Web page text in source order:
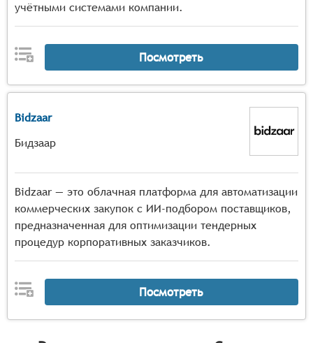
учётными системами компании.
Посмотреть
Bidzaar
Бидзаар
Bidzaar — это облачная платформа для автоматизации
коммерческих закупок с ИИ-подбором поставщиков,
предназначенная для оптимизации тендерных
процедур корпоративных заказчиков.
Посмотреть